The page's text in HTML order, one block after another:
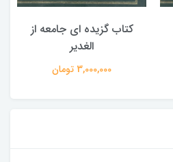
کتاب گزیده ای جامعه از
الغدیر
3,000,000 تومان